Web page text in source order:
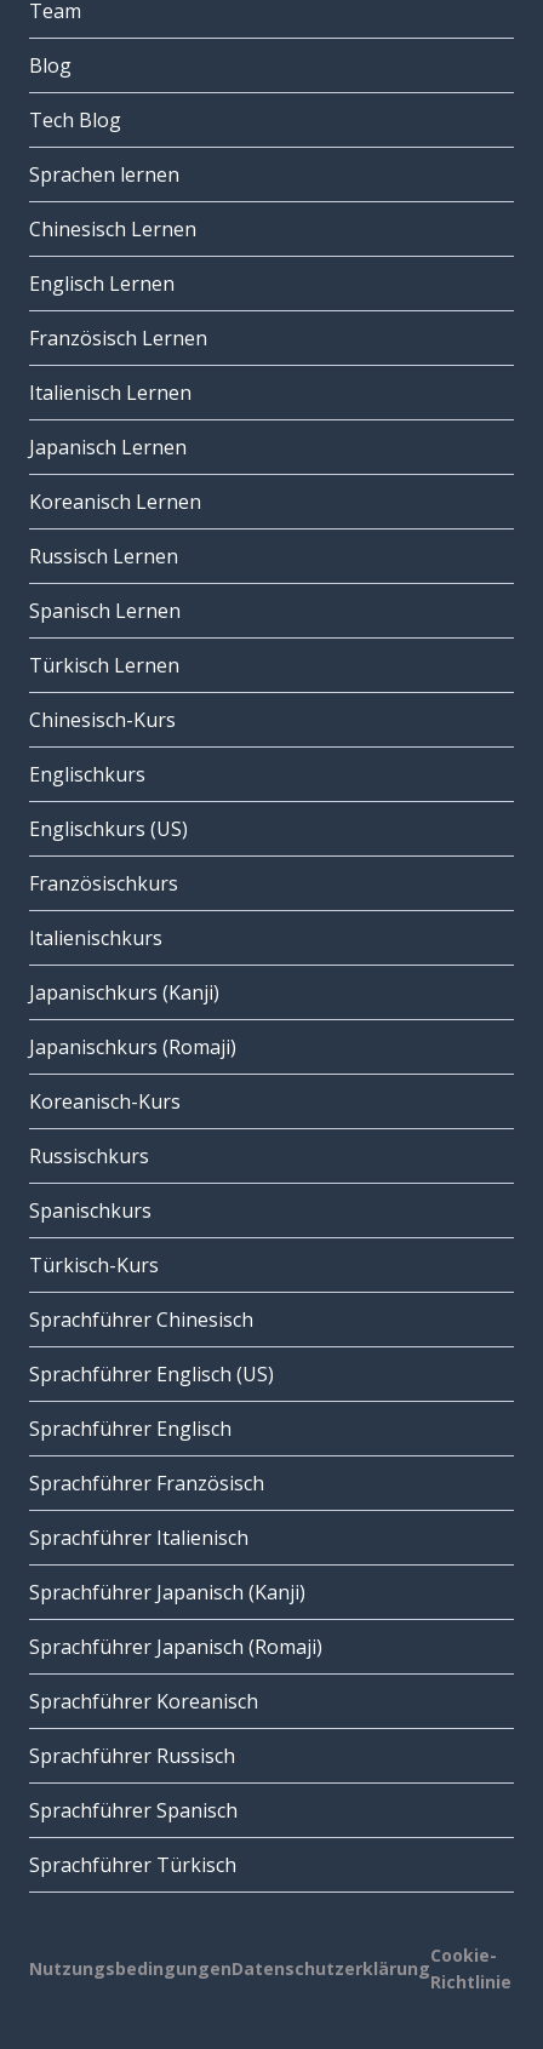
Team
Blog
Tech Blog
Sprachen lernen
Chinesisch Lernen
Englisch Lernen
Französisch Lernen
Italienisch Lernen
Japanisch Lernen
Koreanisch Lernen
Russisch Lernen
Spanisch Lernen
Türkisch Lernen
Chinesisch-Kurs
Englischkurs
Englischkurs (US)
Französischkurs
Italienischkurs
Japanischkurs (Kanji)
Japanischkurs (Romaji)
Koreanisch-Kurs
Russischkurs
Spanischkurs
Türkisch-Kurs
Sprachführer Chinesisch
Sprachführer Englisch (US)
Sprachführer Englisch
Sprachführer Französisch
Sprachführer Italienisch
Sprachführer Japanisch (Kanji)
Sprachführer Japanisch (Romaji)
Sprachführer Koreanisch
Sprachführer Russisch
Sprachführer Spanisch
Sprachführer Türkisch
NutzungsbedingungenDatenschutzerklärung
Cookie-
Richtlinie